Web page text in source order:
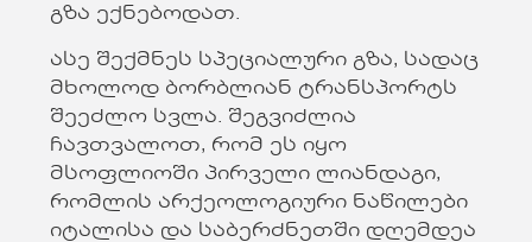
გზა ექნებოდათ.
ასე შექმნეს სპეციალური გზა, სადაც
მხოლოდ ბორბლიან ტრანსპორტს
შეეძლო სვლა. შეგვიძლია
ჩავთვალოთ, რომ ეს იყო
მსოფლიოში პირველი ლიანდაგი,
რომლის არქეოლოგიური ნაწილები
იტალისა და საბერძნეთში დღემდეა